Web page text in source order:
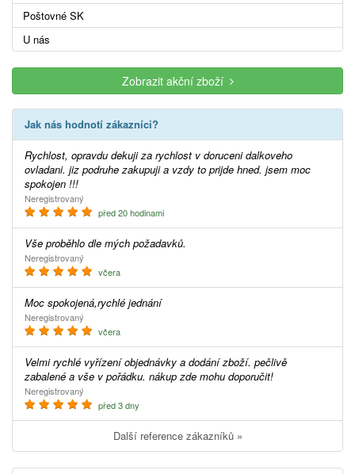
Poštovné SK
U nás
Zobrazit akční zboží
Jak nás hodnotí zákazníci?
Rychlost, opravdu dekuji za rychlost v doruceni dalkoveho
ovladani. jiz podruhe zakupuji a vzdy to prijde hned. jsem moc
spokojen !!!
Neregistrovaný
před 20 hodinami
Vše proběhlo dle mých požadavků.
Neregistrovaný
včera
Moc spokojená,rychlé jednání
Neregistrovaný
včera
Velmi rychlé vyřízení objednávky a dodání zboží. pečlivě
zabalené a vše v pořádku. nákup zde mohu doporučit!
Neregistrovaný
před 3 dny
Další reference zákazníků »